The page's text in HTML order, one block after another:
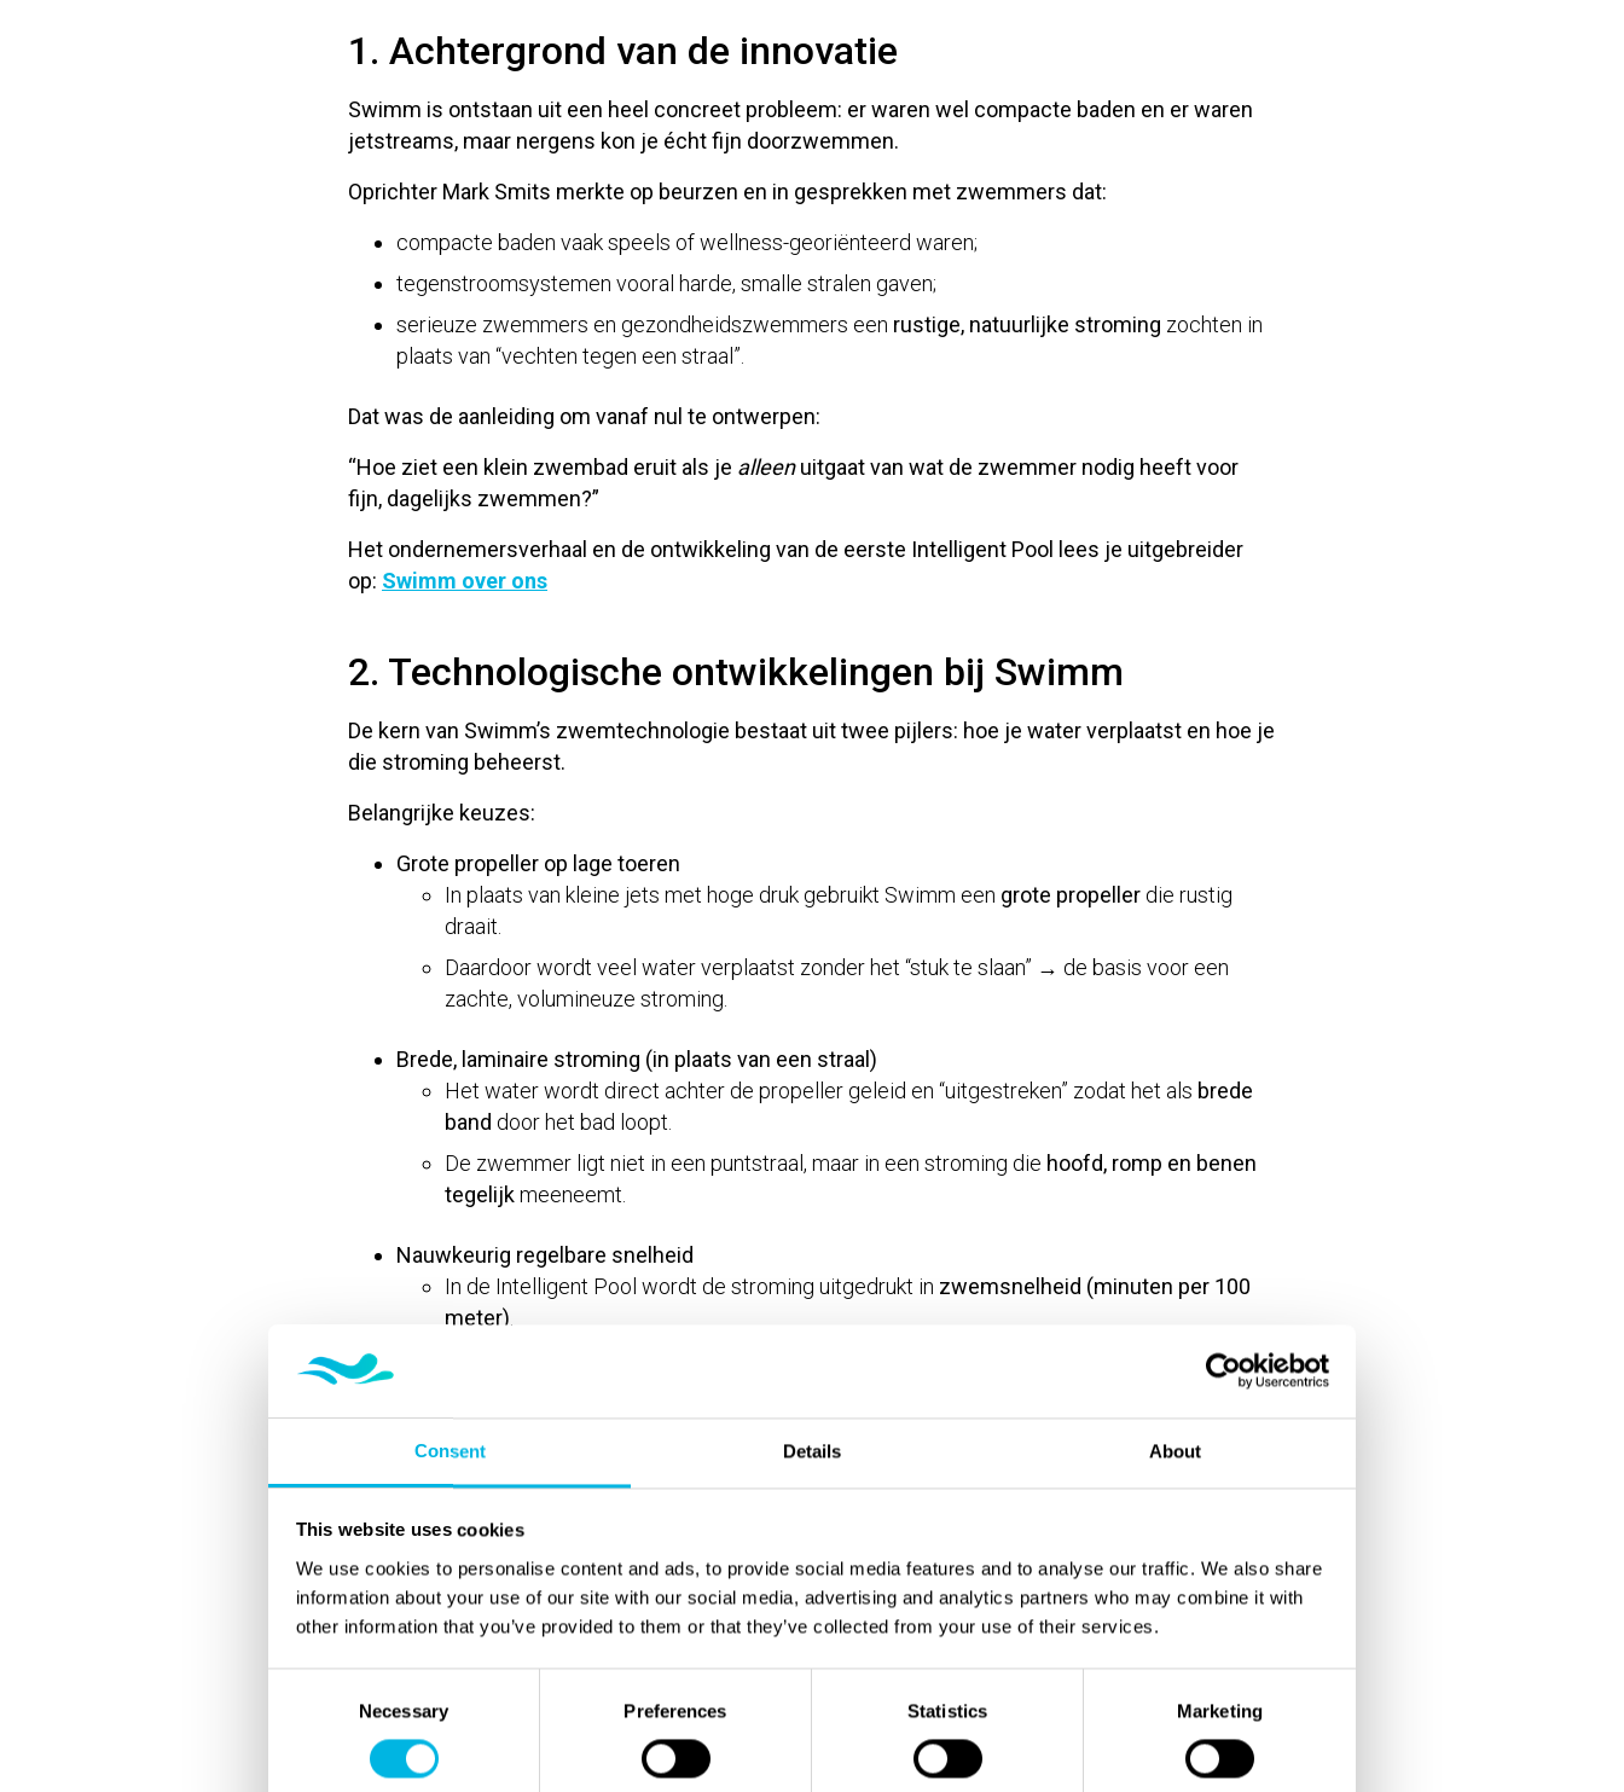
Consent Details About
This website uses cookies
We use cookies to personalise content and ads, to provide social media features and to analyse our traffic. We also share
information about your use of our site with our social media, advertising and analytics partners who may combine it with
other information that you’ve provided to them or that they’ve collected from your use of their services.
Necessary Preferences Statistics Marketing
1. Achtergrond van de innovatie
Swimm is ontstaan uit een heel concreet probleem: er waren wel compacte baden en er waren
jetstreams, maar nergens kon je écht fijn doorzwemmen.
Oprichter Mark Smits merkte op beurzen en in gesprekken met zwemmers dat:
compacte baden vaak speels of wellness-georiënteerd waren;
tegenstroomsystemen vooral harde, smalle stralen gaven;
serieuze zwemmers en gezondheidszwemmers een rustige, natuurlijke stroming zochten in
plaats van “vechten tegen een straal”.
Dat was de aanleiding om vanaf nul te ontwerpen:
“Hoe ziet een klein zwembad eruit als je alleenuitgaat van wat de zwemmer nodig heeft voor
fijn, dagelijks zwemmen?”
Het ondernemersverhaal en de ontwikkeling van de eerste Intelligent Pool lees je uitgebreider
op: Swimm over ons
2. Technologische ontwikkelingen bij Swimm
De kern van Swimm’s zwemtechnologie bestaat uit twee pijlers: hoe je water verplaatst en hoe je
die stroming beheerst.
Belangrijke keuzes:
Grote propeller op lage toeren
In plaats van kleine jets met hoge druk gebruikt Swimm een grote propeller die rustig
draait.
Daardoor wordt veel water verplaatst zonder het “stuk te slaan” → de basis voor een
zachte, volumineuze stroming.
Brede, laminaire stroming (in plaats van een straal)
Het water wordt direct achter de propeller geleid en “uitgestreken” zodat het als brede
band door het bad loopt.
De zwemmer ligt niet in een puntstraal, maar in een stroming die hoofd, romp en benen
tegelijkmeeneemt.
Nauwkeurig regelbare snelheid
In de Intelligent Pool wordt de stroming uitgedrukt in zwemsnelheid (minuten per 100
meter)
Zo sluit de techniek aan bij hoe zwemmers en trainers echt denken: tempo, blokken,
met plezier in wilt zwemmen?”
3. Definitie en criteria van fijn zwemmen
Swimm gebruikt intern een aantal duidelijke criteria voor wat “fijn zwemmen” betekent. Niet
marketing, maar meetbare eigenschappen van stroming en bad: